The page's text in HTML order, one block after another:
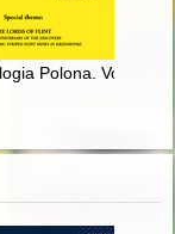
lipcaPolona. Vol. 60
T. 7 (2022)